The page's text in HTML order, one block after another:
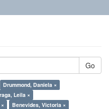
Go
Drummond, Daniela ×
Leila ×
Benevides, Victoria ×